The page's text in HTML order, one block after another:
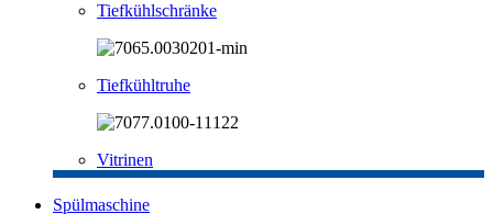
Tiefkühlschränke
Tiefkühltruhe
Vitrinen
Spülmaschine